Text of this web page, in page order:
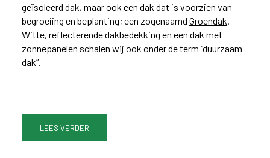
geïsoleerd dak, maar ook een dak dat is voorzien van
begroeiing en beplanting; een zogenaamd Groendak.
Witte, reflecterende dakbedekking en een dak met
zonnepanelen schalen wij ook onder de term “duurzaam
dak”.
LEES VERDER